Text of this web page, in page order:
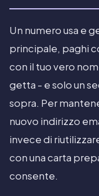
Un numero usa e
principale, paghi
con il tuo vero
getta - e solo un
sopra. Per
nuovo indirizzo
invece di
con una carta
consente.